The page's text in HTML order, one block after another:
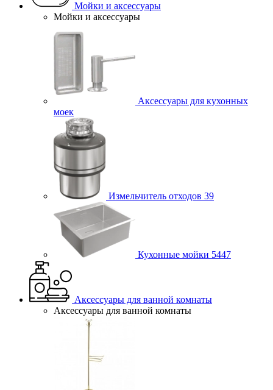
Мойки и аксессуары
Мойки и аксессуары
Аксессуары для кухонных
моек
Измельчитель отходов 39
Кухонные мойки 5447
Аксессуары для ванной комнаты
Аксессуары для ванной комнаты